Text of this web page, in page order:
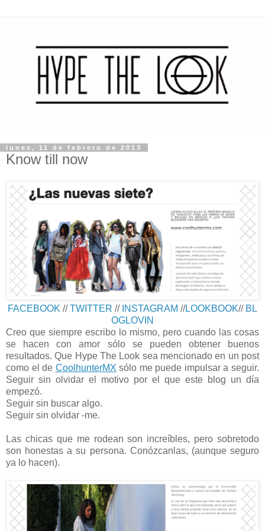
lunes, 11 de febrero de 2013
Know till now
FACEBOOK // TWITTER // INSTAGRAM //LOOKBOOK// BL
OGLOVIN
Creo que siempre escribo lo mismo, pero cuando las cosas
se hacen con amor sólo se pueden obtener buenos
resultados. Que Hype The Look sea mencionado en un post
como el de CoolhunterMX sólo me puede impulsar a seguir.
Seguir sin olvidar el motivo por el que este blog un día
empezó.
Seguir sin buscar algo.
Seguir sin olvidar -me.
Las chicas que me rodean son increíbles, pero sobretodo
son honestas a su persona. Conózcanlas, (aunque seguro
ya lo hacen).